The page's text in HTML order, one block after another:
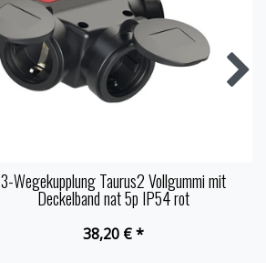
3-Wegekupplung Taurus2 Vollgummi mit
Deckelband nat 5p IP54 rot
38,20 € *